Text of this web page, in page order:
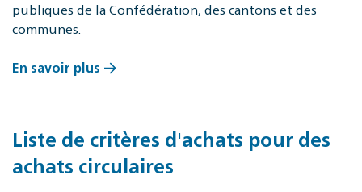
publiques de la Confédération, des cantons et des
communes.
En savoir plus
Liste de critères d'achats pour des
achats circulaires